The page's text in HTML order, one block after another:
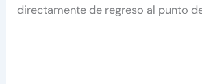
directamente de regreso al punto